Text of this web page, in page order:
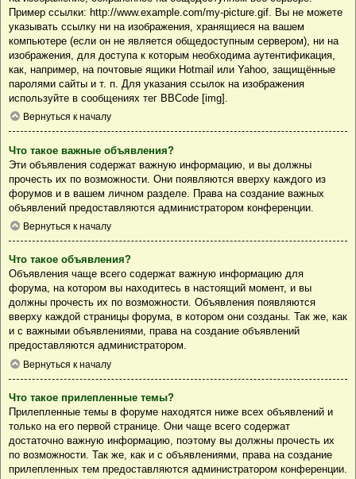
Пример ссылки: http://www.example.com/my-picture.gif. Вы не можете
указывать ссылку ни на изображения, хранящиеся на вашем
компьютере (если он не является общедоступным сервером), ни на
изображения, для доступа к которым необходима аутентификация,
как, например, на почтовые ящики Hotmail или Yahoo, защищённые
паролями сайты и т. п. Для указания ссылок на изображения
используйте в сообщениях тег BBCode [img].
Вернуться к началу
Что такое важные объявления?
Эти объявления содержат важную информацию, и вы должны
прочесть их по возможности. Они появляются вверху каждого из
форумов и в вашем личном разделе. Права на создание важных
объявлений предоставляются администратором конференции.
Вернуться к началу
Что такое объявления?
Объявления чаще всего содержат важную информацию для
форума, на котором вы находитесь в настоящий момент, и вы
должны прочесть их по возможности. Объявления появляются
вверху каждой страницы форума, в котором они созданы. Так же, как
и с важными объявлениями, права на создание объявлений
предоставляются администратором.
Вернуться к началу
Что такое прилепленные темы?
Прилепленные темы в форуме находятся ниже всех объявлений и
только на его первой странице. Они чаще всего содержат
достаточно важную информацию, поэтому вы должны прочесть их
по возможности. Так же, как и с объявлениями, права на создание
прилепленных тем предоставляются администратором конференции.